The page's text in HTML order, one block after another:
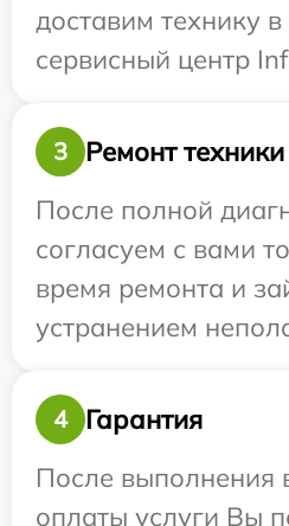
доставим технику в
сервисный центр
3
Ремонт техники
После полной
согласуем с вами
время ремонта и
устранением
4
Гарантия
После выполнения
оплаты услуги Вы